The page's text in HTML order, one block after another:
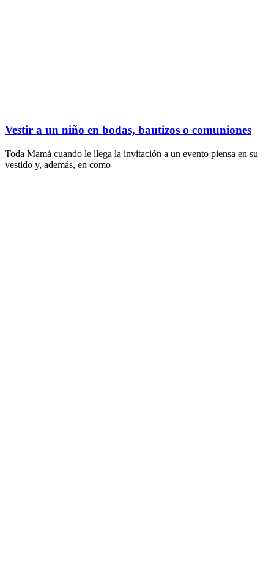
Vestir a un niño en bodas, bautizos o comuniones
Toda Mamá cuando le llega la invitación a un evento piensa en su
vestido y, además, en como